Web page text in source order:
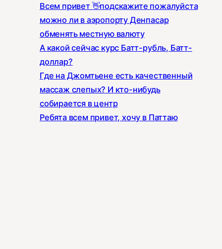
Всем привет 👋подскажите пожалуйста
можно ли в аэропорту Денпасар
обменять местную валюту
А какой сейчас курс Батт-рубль, Батт-
доллар?
Где на Джомтьене есть качественный
массаж слепых? И кто-нибудь
собирается в центр
Ребята всем привет, хочу в Паттаю